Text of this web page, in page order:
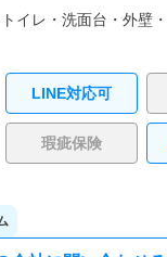
トイレ・ 洗面台・ 外壁・
LINE対応可
瑕疵保険